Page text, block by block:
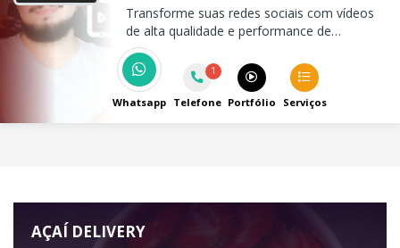
Transforme suas redes sociais com vídeos
de alta qualidade e performance de
marketing digital personalizadas com a
Movie Creators.
Whatsapp
1
Telefone Portfólio Serviços
AÇAÍ DELIVERY